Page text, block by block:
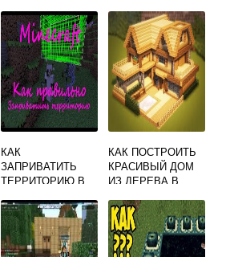
КАК
ЗАПРИВАТИТЬ
ТЕРРИТОРИЮ В
КАК ПОСТРОИТЬ
КРАСИВЫЙ ДОМ
ИЗ ДЕРЕВА В